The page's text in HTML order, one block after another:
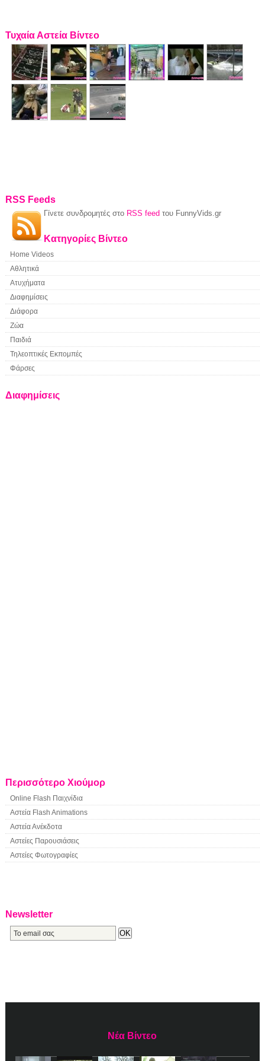
Τυχαία Αστεία Βίντεο
RSS Feeds
Γίνετε συνδρομητές στο RSS feed του FunnyVids.gr
Κατηγορίες Βίντεο
Home Videos
Αθλητικά
Ατυχήματα
Διαφημίσεις
Διάφορα
Ζώα
Παιδιά
Τηλεοπτικές Εκπομπές
Φάρσες
Διαφημίσεις
Περισσότερο Χιούμορ
Online Flash Παιχνίδια
Αστεία Flash Animations
Αστεία Ανέκδοτα
Αστείες Παρουσιάσεις
Αστείες Φωτογραφίες
Newsletter
Νέα Βίντεο